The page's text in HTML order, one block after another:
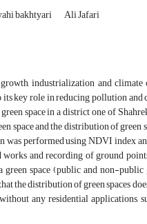
bakhtyari
Ali Jafari
industrialization and
its key role in reducing pollution
space in a district one of
space and the distribution of
was performed using NDVI index
and recording of ground
space (public and non-
the distribution of green spaces
any residential applications,